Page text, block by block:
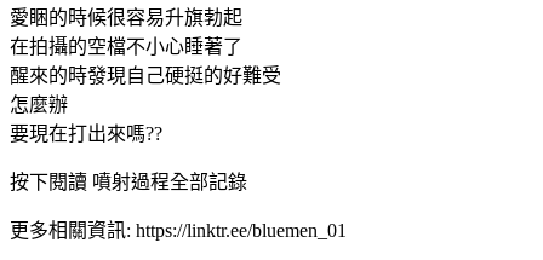
愛睏的時候很容易升旗勃起
在拍攝的空檔不小心睡著了
醒來的時發現自己硬挺的好難受
怎麼辦
要現在打出來嗎??
按下閱讀 噴射過程全部記錄
更多相關資訊: https://linktr.ee/bluemen_01